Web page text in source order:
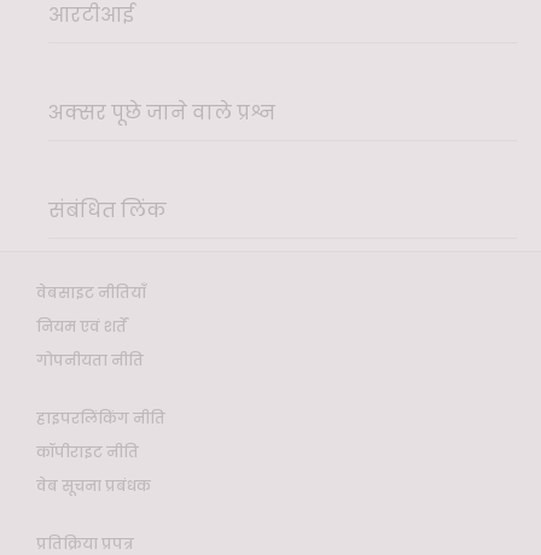
आरटीआई
अक्सर पूछे जाने वाले प्रश्न
संबंधित लिंक
वेबसाइट नीतियाँ
नियम एवं शर्तें
गोपनीयता नीति
हाइपरलिंकिंग नीति
कॉपीराइट नीति
वेब सूचना प्रबंधक
प्रतिक्रिया प्रपत्र